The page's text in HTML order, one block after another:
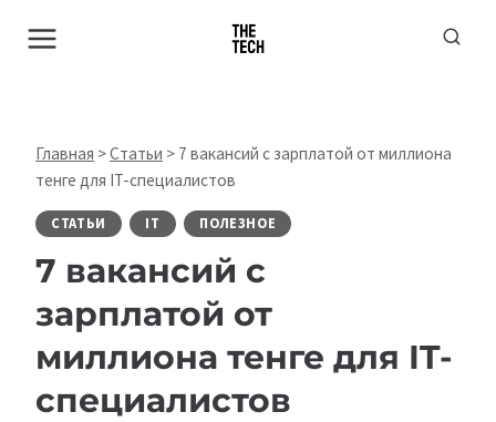
Главная >Статьи > 7 вакансий с зарплатой от миллиона
тенге для IT-специалистов
СТАТЬИ IT ПОЛЕЗНОЕ
7 вакансий с
зарплатой от
миллиона тенге для IT-
специалистов